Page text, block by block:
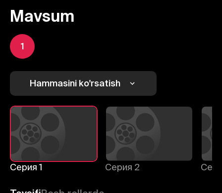
Mavsum
1
Hammasini ko'rsatish
Серия 1 Серия 2
Yuborish
Tizimga kirish